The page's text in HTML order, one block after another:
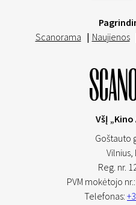
Scanorama | Naujienos
VšĮ
Goštauto
Vilnius,
Reg. nr.
PVM mokėtojo
Telefonas: